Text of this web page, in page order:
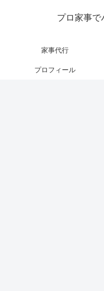
プロ家事で
家事代行
プロフィール